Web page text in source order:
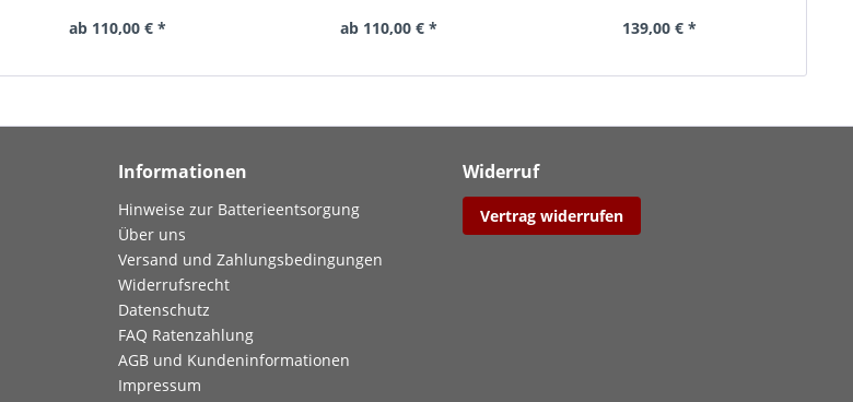
ab 110,00 € *
ab 110,00 € *
139,00 € *
Informationen
Hinweise zur Batterieentsorgung
Über uns
Versand und Zahlungsbedingungen
Widerrufsrecht
Datenschutz
FAQ Ratenzahlung
AGB und Kundeninformationen
Impressum
Widerruf
Vertrag widerrufen